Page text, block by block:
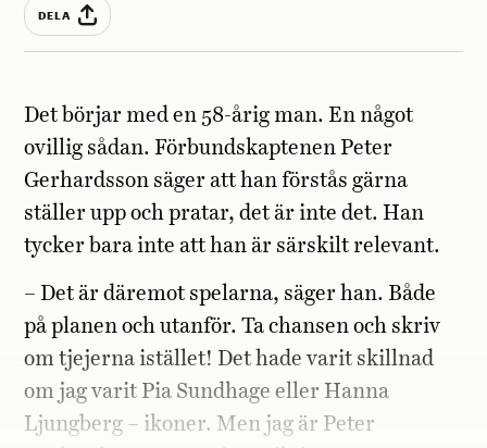
DELA
Det börjar med en 58-årig man. En något
ovillig sådan. Förbundskaptenen Peter
Gerhardsson säger att han förstås gärna
ställer upp och pratar, det är inte det. Han
tycker bara inte att han är särskilt relevant.
– Det är däremot spelarna, säger han. Både
på planen och utanför. Ta chansen och skriv
om tjejerna istället! Det hade varit skillnad
om jag varit Pia Sundhage eller Hanna
Ljungberg – ikoner. Men jag är Peter